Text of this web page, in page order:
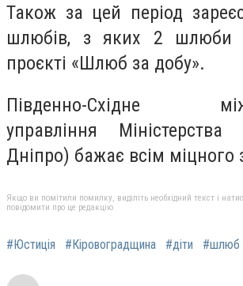
Також за цей період
шлюбів, з яких 2 шлюби
проєкті «Шлюб за добу».
Південно-Східне
управління
Дніпро) бажає всім міцного
Якщо ви помітили помилку, виділіть необхідний текст і
повідомити про це редакцію
#Юстиція #Кіровоградщина #діти #шлюб